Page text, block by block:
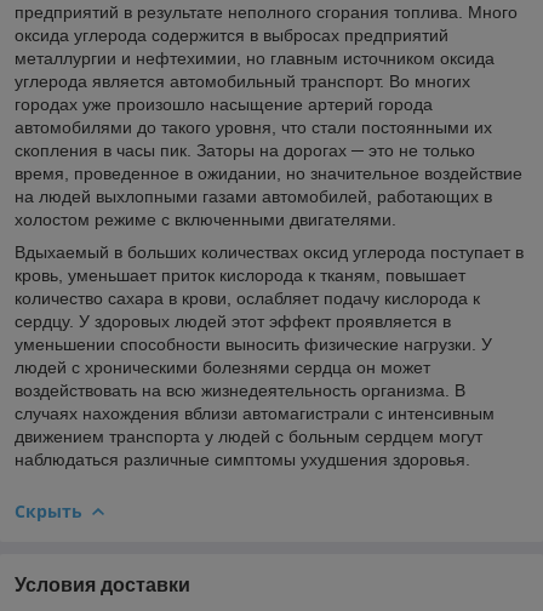
предприятий в результате неполного сгорания топлива. Много
оксида углерода содержится в выбросах предприятий
металлургии и нефтехимии, но главным источником оксида
углерода является автомобильный транспорт. Во многих
городах уже произошло насыщение артерий города
автомобилями до такого уровня, что стали постоянными их
скопления в часы пик. Заторы на дорогах ─ это не только
время, проведенное в ожидании, но значительное воздействие
на людей выхлопными газами автомобилей, работающих в
холостом режиме с включенными двигателями.
Вдыхаемый в больших количествах оксид углерода поступает в
кровь, уменьшает приток кислорода к тканям, повышает
количество сахара в крови, ослабляет подачу кислорода к
сердцу. У здоровых людей этот эффект проявляется в
уменьшении способности выносить физические нагрузки. У
людей с хроническими болезнями сердца он может
воздействовать на всю жизнедеятельность организма. В
случаях нахождения вблизи автомагистрали с интенсивным
движением транспорта у людей с больным сердцем могут
наблюдаться различные симптомы ухудшения здоровья.
Скрыть
Условия доставки